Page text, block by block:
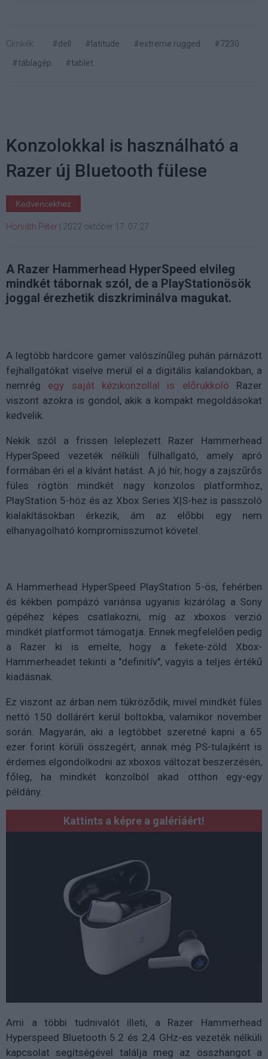
Címkék: #dell #latitude #extreme rugged
#7230
#táblagép
#tablet
Konzolokkal is használható a
Razer új Bluetooth fülese
Kedvencekhez
Horváth Péter 2022 október 17. 07:27
A Razer Hammerhead HyperSpeed elvileg
mindkét tábornak szól, de a PlayStationösök
joggal érezhetik diszkriminálva magukat.
A legtöbb hardcore gamer valószínűleg puhán párnázott
fejhallgatókat viselve merül el a digitális kalandokban, a
nemrég egy saját kézikonzollal is előrukkoló Razer
viszont azokra is gondol, akik a kompakt megoldásokat
kedvelik.
Nekik szól a frissen leleplezett Razer Hammerhead
HyperSpeed vezeték nélküli fülhallgató, amely apró
formában éri el a kívánt hatást. A jó hír, hogy a zajszűrős
füles rögtön mindkét nagy konzolos platformhoz,
PlayStation 5-höz és az Xbox Series X|S-hez is passzoló
kialakításokban érkezik, ám az előbbi egy nem
elhanyagolható kompromisszumot követel.
A Hammerhead HyperSpeed PlayStation 5-ös, fehérben
és kékben pompázó variánsa ugyanis kizárólag a Sony
gépéhez képes csatlakozni, míg az xboxos verzió
mindkét platformot támogatja. Ennek megfelelően pedig
a Razer ki is emelte, hogy a fekete-zöld Xbox-
Hammerheadet tekinti a "definitív", vagyis a teljes értékű
kiadásnak.
Ez viszont az árban nem tükröződik, mivel mindkét füles
nettó 150 dollárért kerül boltokba, valamikor november
során. Magyarán, aki a legtöbbet szeretné kapni a 65
ezer forint körüli összegért, annak még PS-tulajként is
érdemes elgondolkodni az xboxos változat beszerzésén,
főleg, ha mindkét konzolból akad otthon egy-egy
példány.
Kattints a képre a galériáért!
Ami a többi tudnivalót illeti, a Razer Hammerhead
Hyperspeed Bluetooth 5.2 és 2,4 GHz-es vezeték nélküli
kapcsolat segítségével találja meg az összhangot a